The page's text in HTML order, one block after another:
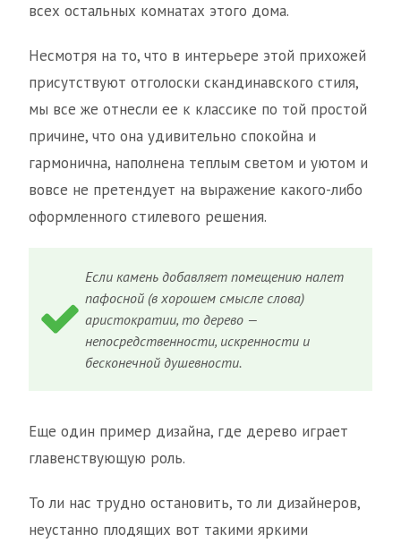
всех остальных комнатах этого дома.
Несмотря на то, что в интерьере этой прихожей
присутствуют отголоски скандинавского стиля,
мы все же отнесли ее к классике по той простой
причине, что она удивительно спокойна и
гармонична, наполнена теплым светом и уютом и
вовсе не претендует на выражение какого-либо
оформленного стилевого решения.
Если камень добавляет помещению налет
пафосной (в хорошем смысле слова)
аристократии, то дерево —
непосредственности, искренности и
бесконечной душевности.
Еще один пример дизайна, где дерево играет
главенствующую роль.
То ли нас трудно остановить, то ли дизайнеров,
неустанно плодящих вот такими яркими